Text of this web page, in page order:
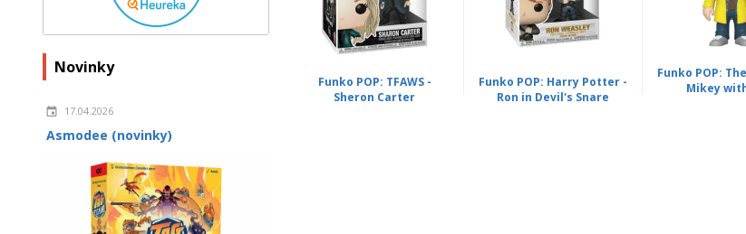
Novinky
17.04.2026
Asmodee (novinky)
Funko POP: TFAWS -
Sheron Carter
Funko POP: Harry Potter -
Ron in Devil's Snare
Funko POP:
Mikey